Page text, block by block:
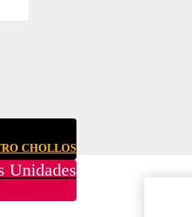
CHOLLOS
Unidades